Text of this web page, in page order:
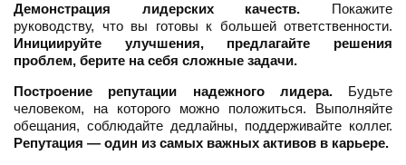
Демонстрация лидерских качеств. Покажите
руководству, что вы готовы к большей ответственности.
Инициируйте улучшения, предлагайте решения
проблем, берите на себя сложные задачи.
Построение репутации надежного лидера.Будьте
человеком, на которого можно положиться. Выполняйте
обещания, соблюдайте дедлайны, поддерживайте коллег.
Репутация — один из самых важных активов в карьере.